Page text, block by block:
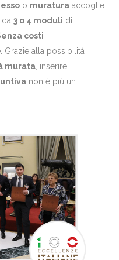
o muraturaaccoglie
da 3 o 4 moduli di
costi
Grazie alla possibilità
murata, inserire
non è più un